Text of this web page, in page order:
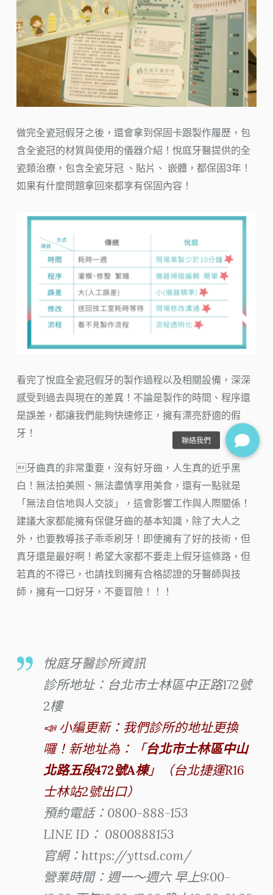
做完全瓷冠假牙之後，還會拿到保固卡跟製作履歷，包
含全瓷冠的材質與使用的儀器介紹！悅庭牙醫提供的全
瓷類治療，包含全瓷牙冠 、貼片、 嵌體，都保固3年！
如果有什麼問題拿回來都享有保固內容！
看完了悅庭全瓷冠假牙的製作過程以及相關設備，深深
感受到過去與現在的差異！不論是製作的時間、程序還
是誤差，都讓我們能夠快速修正，擁有漂亮舒適的假
牙！
牙齒真的非常重要，沒有好牙齒，人生真的近乎黑
白！無法拍美照、無法盡情享用美食，還有一點就是
「無法自信地與人交談」，這會影響工作與人際關係！
建議大家都能擁有保健牙齒的基本知識，除了大人之
外，也要教導孩子乖乖刷牙！即便擁有了好的技術，但
真牙還是最好啊！希望大家都不要走上假牙這條路，但
若真的不得已，也請找到擁有合格認證的牙醫師與技
師，擁有一口好牙，不要冒險！！！
悅庭牙醫診所資訊
診所地址：台北市士林區中正路172號
2樓
📣 小編更新：我們診所的地址更換
囉！新地址為：「台北市士林區中山
北路五段472號A棟」（台北捷運R16
士林站2號出口）
預約電話：0800-888-153
LINE ID： 0800888153
官網：https://yttsd.com/
營業時間：週一～週六 早上9:00-